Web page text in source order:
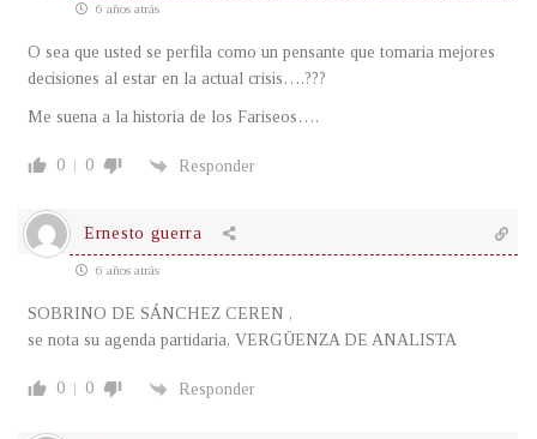
6 años atrás
O sea que usted se perfila como un pensante que tomaria mejores
decisiones al estar en la actual crisis….???
Me suena a la historia de los Fariseos….
0 0 Responder
Ernesto guerra
6 años atrás
SOBRINO DE SÁNCHEZ CEREN ,
se nota su agenda partidaria, VERGÜENZA DE ANALISTA
0 0 Responder